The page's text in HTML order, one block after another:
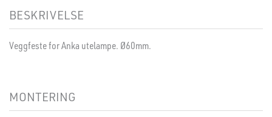
BESKRIVELSE
Veggfeste for Anka utelampe. Ø60mm.
MONTERING